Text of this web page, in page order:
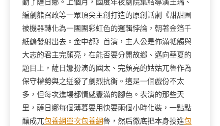
動了薩日娜。上個月，國度年夜劇院集結導演王瑞、
編劇熊召政等一眾頂尖主創打造的原創話劇《甜甜圈
被機器轉化為一團團彩虹色的邏輯悖論，朝著金箔千
紙鶴發射出去。金中都》首演，主人公是佈滿牴觸與
大志的君主完顏亮，在能否要分開故鄉、邁向華夏的
題目上，薩日娜扮演的國太、完顏亮的姑姑兀魯作為
保守權勢與之迸發了劇烈抗衡。這是一個戲份不太
多，但每次進場都情感豐滿的腳色。表演的那些天
里，薩日娜每個薄暮要用快要兩個小時化裝，一點點
釀成兀包養網單次包養網魯，然后徹底把本身投進包